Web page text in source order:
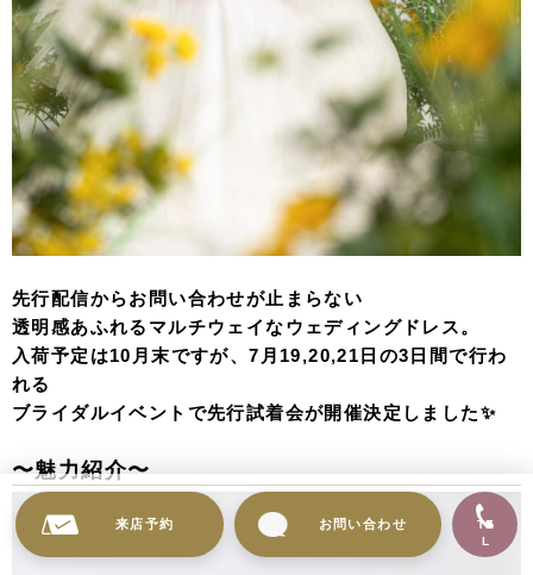
先行配信からお問い合わせが止まらない
透明感あふれるマルチウェイなウェディングドレス。
入荷予定は10月末ですが、7月19,20,21日の3日間で行わ
れる
ブライダルイベントで先行試着会が開催決定しました✨
〜魅力紹介〜
来店予約 お問い合わせ
TE
L